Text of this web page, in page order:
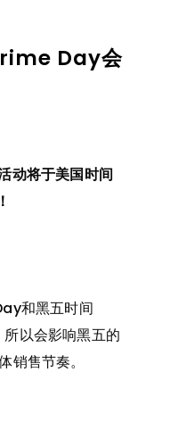
Day会
将于美国时间
和黑五时间
以会影响黑五的
销售节奏。